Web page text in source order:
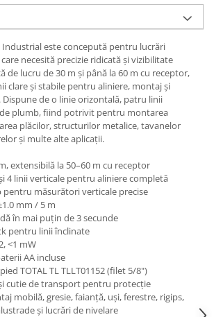
Industrial este concepută pentru lucrări
necesită precizie ridicată și vizibilitate
de lucru de 30 m și până la 60 m cu receptor,
clare și stabile pentru aliniere, montaj și
de o linie orizontală, patru linii
plumb, fiind potrivit pentru montarea
plăcilor, structurilor metalice, tavanelor
și multe alte aplicații.
extensibilă la 50–60 m cu receptor
4 linii verticale pentru aliniere completă
pentru măsurători verticale precise
mm / 5 m
în mai puțin de 3 secunde
pentru linii înclinate
<1 mW
AA incluse
TOTAL TL TLLT01152 (filet 5/8")
cutie de transport pentru protecție
mobilă, gresie, faianță, uși, ferestre, rigips,
și lucrări de nivelare